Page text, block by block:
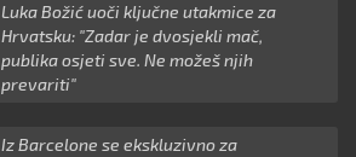
Luka Božić uoči ključne utakmice za
Hrvatsku: "Zadar je dvosjekli mač,
publika osjeti sve. Ne možeš njih
prevariti"
Iz Barcelone se ekskluzivno za